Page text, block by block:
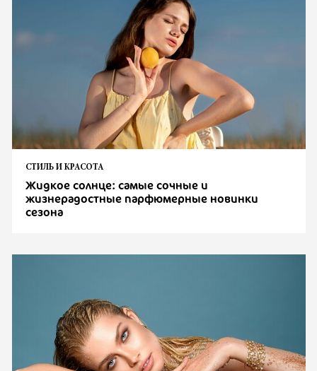
СТИЛЬ И КРАСОТА
Жидкое солнце: самые сочные и
жизнерадостные парфюмерные новинки
сезона